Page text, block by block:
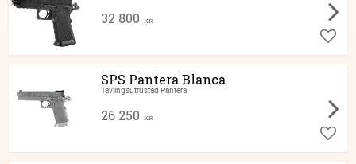
32 800 KR
Lägg
SPS Pantera Blanca
Tävlingsutrustad Pantera
26 250 KR
Lägg